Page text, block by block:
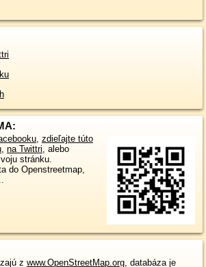
, zdieľajte túto
, na Twittri, alebo
stránku.
do Openstreetmap,
z www.OpenStreetMap.org , databáza je